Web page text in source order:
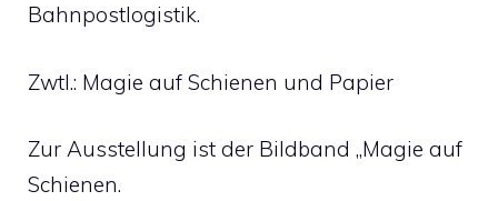
Bahnpostlogistik.
Zwtl.: Magie auf Schienen und Papier
Zur Ausstellung ist der Bildband „Magie auf
Schienen.